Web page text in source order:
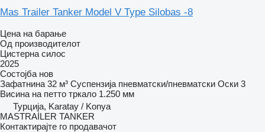
Mas Trailer Tanker Model V Type Silobas -8
Цена на барање
Од производителот
Цистерна силос
2025
Состојба нов
Зафатнина 32 м³ Суспензија пневматски/пневматски Оски 3
Висина на петто тркало 1.250 мм
Турција, Karatay / Konya
MASTRAİLER TANKER
Контактирајте го продавачот